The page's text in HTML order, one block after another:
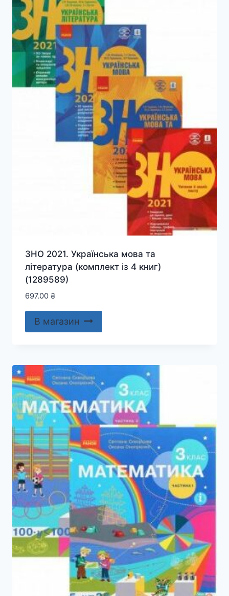
ЗНО 2021. Українська мова та
література (комплект із 4 книг)
(1289589)
697.00 ₴
В магазин